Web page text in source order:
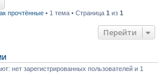
прочтённые• 1 тема • Страница 1 из 1
Перейти
нет зарегистрированных пользователей и 1